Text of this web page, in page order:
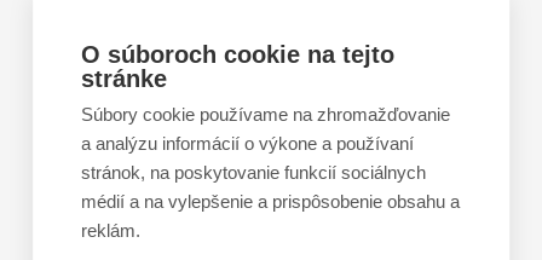
Výmena a vrátenie tovaru
Doporučená dĺžka lyží
Vypaľovanie papúč
Veľkosti skeletu lyžiarok
Platforma na riešenie sporov online (ODR)
O súboroch cookie na tejto
stránke
Súbory cookie používame na zhromažďovanie
a analýzu informácií o výkone a používaní
stránok, na poskytovanie funkcií sociálnych
médií a na vylepšenie a prispôsobenie obsahu a
reklám.